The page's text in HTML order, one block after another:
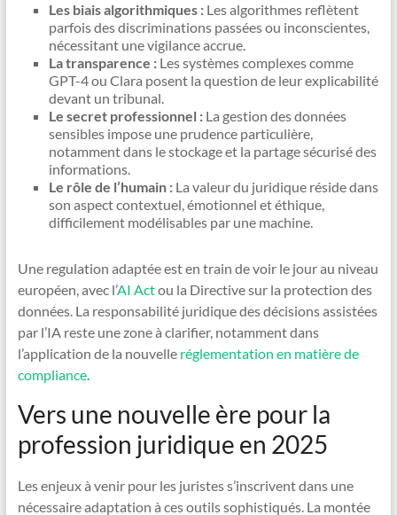
Les biais algorithmiques :Les algorithmes reflètent
parfois des discriminations passées ou inconscientes,
nécessitant une vigilance accrue.
La transparence :Les systèmes complexes comme
GPT-4 ou Clara posent la question de leur explicabilité
devant un tribunal.
Le secret professionnel :La gestion des données
sensibles impose une prudence particulière,
notamment dans le stockage et la partage sécurisé des
informations.
Le rôle de l’humain :La valeur du juridique réside dans
son aspect contextuel, émotionnel et éthique,
difficilement modélisables par une machine.
Une regulation adaptée est en train de voir le jour au niveau
européen, avec l’AI Actou la Directive sur la protection des
données. La responsabilité juridique des décisions assistées
par l’IA reste une zone à clarifier, notamment dans
l’application de la nouvelle réglementation en matière de
compliance.
Vers une nouvelle ère pour la
profession juridique en 2025
Les enjeux à venir pour les juristes s’inscrivent dans une
nécessaire adaptation à ces outils sophistiqués. La montée